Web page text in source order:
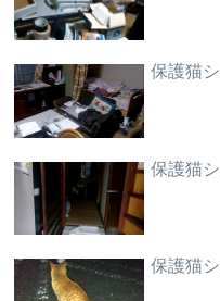
保護猫
保護猫
保護猫